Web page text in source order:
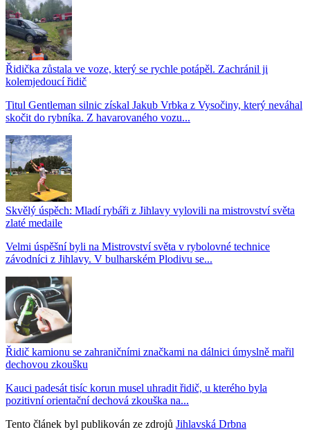
Řidička zůstala ve voze, který se rychle potápěl. Zachránil ji
kolemjedoucí řidič
Titul Gentleman silnic získal Jakub Vrbka z Vysočiny, který neváhal
skočit do rybníka. Z havarovaného vozu...
Skvělý úspěch: Mladí rybáři z Jihlavy vylovili na mistrovství světa
zlaté medaile
Velmi úspěšní byli na Mistrovství světa v rybolovné technice
závodníci z Jihlavy. V bulharském Plodivu se...
Řidič kamionu se zahraničními značkami na dálnici úmyslně mařil
dechovou zkoušku
Kauci padesát tisíc korun musel uhradit řidič, u kterého byla
pozitivní orientační dechová zkouška na...
Tento článek byl publikován ze zdrojů Jihlavská Drbna